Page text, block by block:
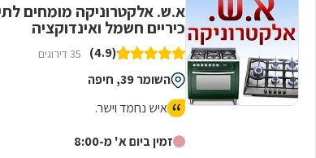
א.ש. אלקטרוניקה מומחים
כיריים חשמל ואינדוקציה
(4.9) 35 דירוגים
השומר 39, חיפה
איש נחמד וישר.
זמין ביום א' מ-8:00